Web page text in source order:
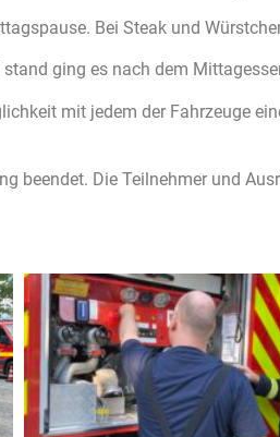
Bei Steak und
ging es nach dem
mit jedem der Fahrzeuge
beendet. Die Teilnehmer und